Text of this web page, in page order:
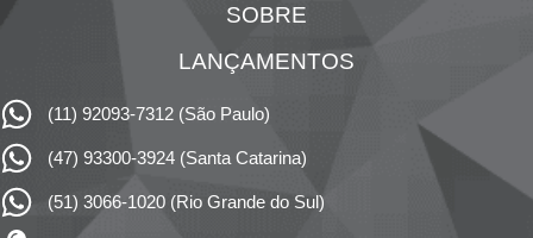
SOBRE
LANÇAMENTOS
(11) 92093-7312 (São Paulo)
(47) 93300-3924 (Santa Catarina)
(51) 3066-1020 (Rio Grande do Sul)